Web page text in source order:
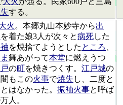
する。
火 。本郷丸山本妙寺から出
を着た娘3人が次々と病死した
を焼捨てようとした ところ
舞あがって本堂に燃えうつ
の町を焼きつくす。 江戸城の
もこの火事で焼失 し、二度と
はなかった。 振袖火事と呼ば
人。